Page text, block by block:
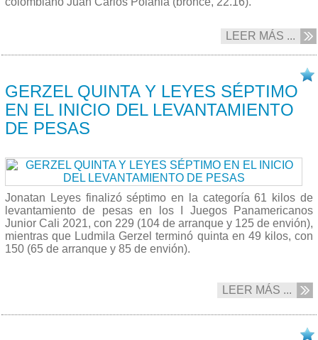
LEER MÁS ...
GERZEL QUINTA Y LEYES SÉPTIMO
EN EL INICIO DEL LEVANTAMIENTO
DE PESAS
Jonatan Leyes finalizó séptimo en la categoría 61 kilos de
levantamiento de pesas en los I Juegos Panamericanos
Junior Cali 2021, con 229 (104 de arranque y 125 de envión),
mientras que Ludmila Gerzel terminó quinta en 49 kilos, con
150 (65 de arranque y 85 de envión).
LEER MÁS ...